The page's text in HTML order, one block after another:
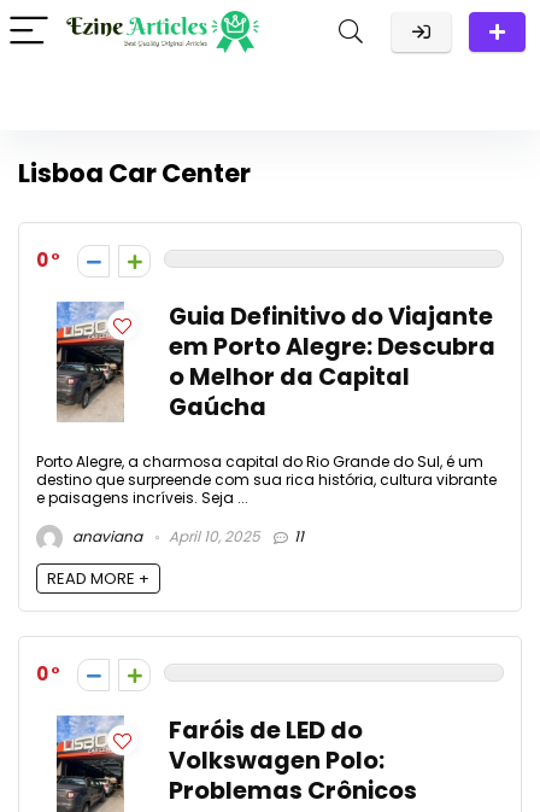
Lisboa Car Center
0
Guia Definitivo do Viajante
em Porto Alegre: Descubra
o Melhor da Capital
Gaúcha
Porto Alegre, a charmosa capital do Rio Grande do Sul, é um
destino que surpreende com sua rica história, cultura vibrante
e paisagens incríveis. Seja ...
anaviana
April 10, 2025 11
READ MORE +
0
Faróis de LED do
Volkswagen Polo:
Problemas Crônicos